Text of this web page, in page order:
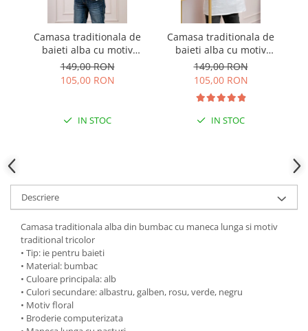
Camasa traditionala de
baieti alba cu motiv
geometric albastru
Flavius 01
149,00 RON
105,00 RON
IN STOC
Camasa traditionala de
baieti alba cu motiv
geometric crem Mircea
149,00 RON
105,00 RON
IN STOC
Descriere
Camasa traditionala alba din bumbac cu maneca lunga si motiv
traditional tricolor
• Tip: ie pentru baieti
• Material: bumbac
• Culoare principala: alb
• Culori secundare: albastru, galben, rosu, verde, negru
• Motiv floral
• Broderie computerizata